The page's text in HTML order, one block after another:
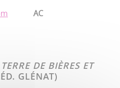
AC
DE BIÈRES ET
GLÉNAT)